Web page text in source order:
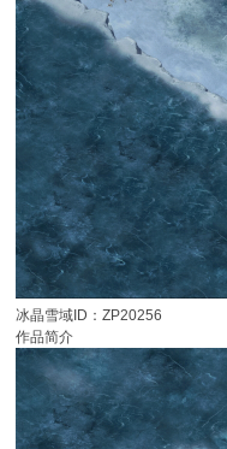
冰晶雪域ID：ZP20256
作品简介